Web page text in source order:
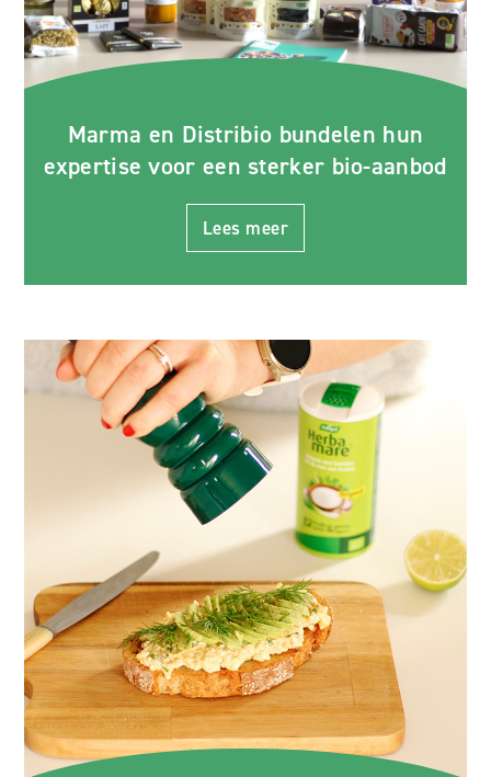
Marma en Distribio bundelen hun
expertise voor een sterker bio-aanbod
Lees meer